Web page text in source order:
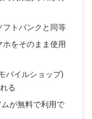
トバンクと同等
をそのまま使用
バイルショップ)
る
が無料で利用で